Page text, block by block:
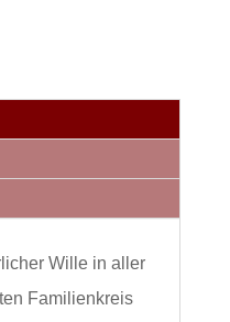
Wille in aller
Familienkreis